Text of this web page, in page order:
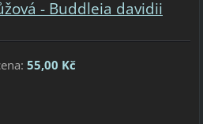
- Buddleia davidii
55,00 Kč